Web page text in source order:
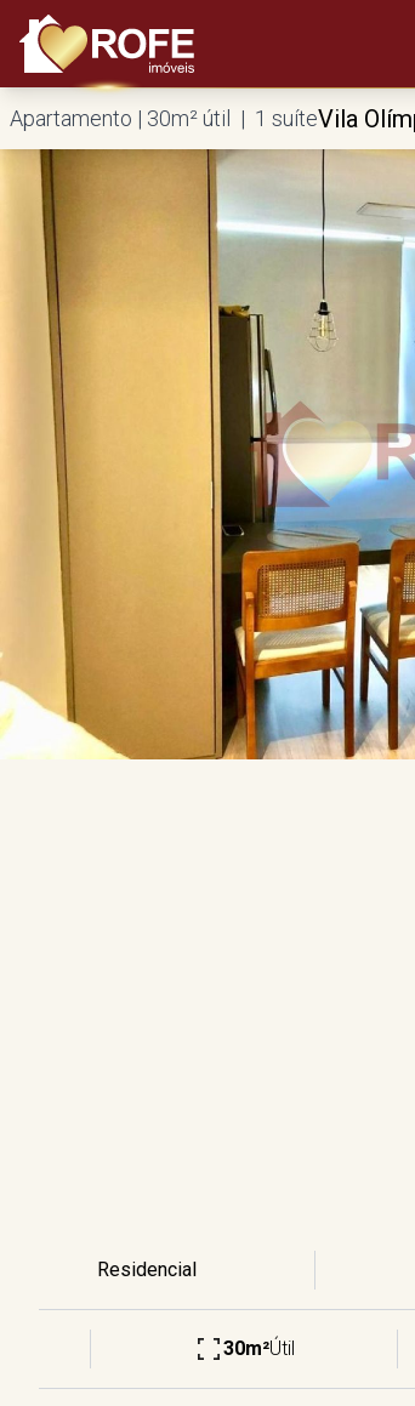
Apartamento | 30m² útil | 1 suíteVila
Residencial
30m²Útil